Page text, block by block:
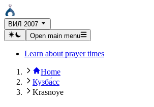
ВИЛ 2007
Open main menu
Learn about prayer times
Home
Кузба́сс
Krasnoye